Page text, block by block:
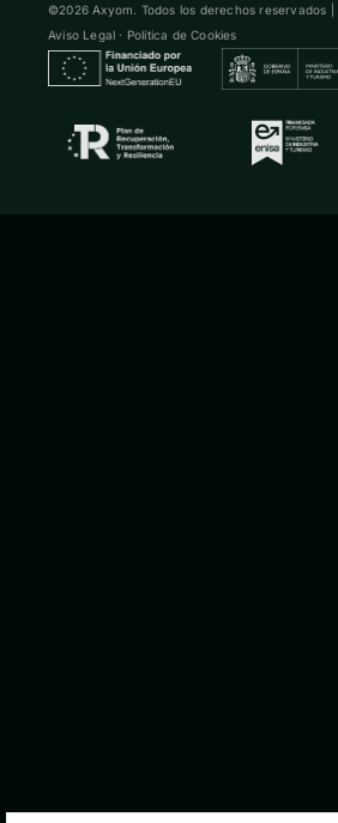
©2026 Axyom. Todos los derechos reservados |
Aviso Legal · Política de Cookies